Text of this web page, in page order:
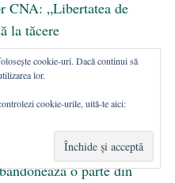
CNA: „Libertatea de
la tăcere
cenzură după
clip video din mediul
și președinte
România își
o parte din
cookie-uri. Dacă continui să
lor.
cookie-urile, uită-te aici: